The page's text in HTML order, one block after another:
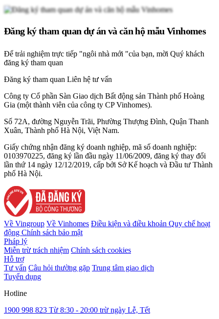
Đăng ký tham quan dự án và căn hộ mẫu Vinhomes
Để trải nghiệm trực tiếp "ngôi nhà mới "của bạn, mời Quý khách
đăng ký tham quan
Đăng ký tham quan Liên hệ tư vấn
Công ty Cổ phần Sàn Giao dịch Bất động sản Thành phố Hoàng
Gia (một thành viên của công ty CP Vinhomes).
Số 72A, đường Nguyễn Trãi, Phường Thượng Đình, Quận Thanh
Xuân, Thành phố Hà Nội, Việt Nam.
Giấy chứng nhận đăng ký doanh nghiệp, mã số doanh nghiệp:
0103970225, đăng ký lần đầu ngày 11/06/2009, đăng ký thay đổi
lần thứ 14 ngày 12/12/2019, cấp bởi Sở Kế hoạch và Đầu tư Thành
phố Hà Nội.
Về Vingroup Về Vinhomes Điều kiện và điều khoản Quy chế hoạt
động Chính sách bảo mật
Pháp lý
Miễn trừ trách nhiệm Chính sách cookies
Hỗ trợ
Tư vấn Câu hỏi thường gặp Trung tâm giao dịch
Tuyển dụng
Hotline
1900 998 823 Từ 8:30 - 20:00 trừ ngày Lễ, Tết